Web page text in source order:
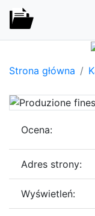
Strona główna
Ocena:
Adres strony:
Wyświetleń: